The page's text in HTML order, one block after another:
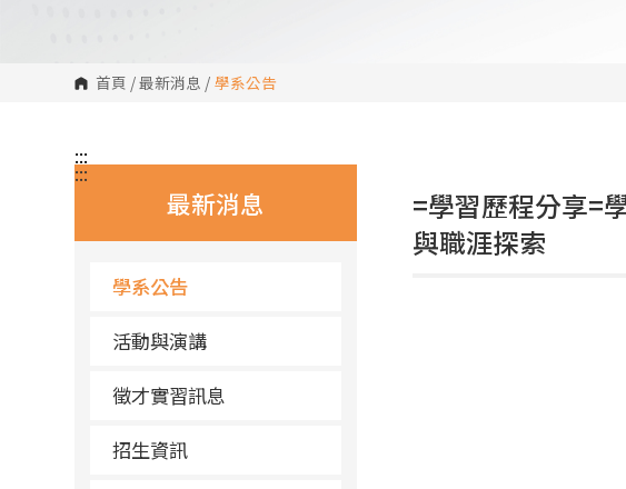
首頁 /最新消息 / 學系公告
:::
最新消息
學系公告
活動與演講
徵才實習訊息
招生資訊
:::
=學習歷程分享=
與職涯探索